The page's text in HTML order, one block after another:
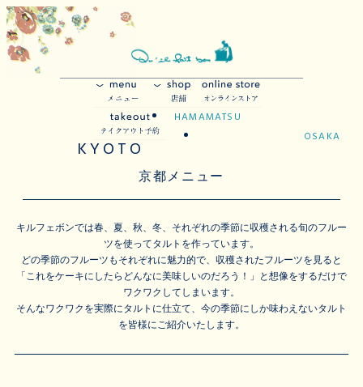
HAMAMATSU
OSAKA
KYOTO
京都メニュー
キルフェボンでは春、夏、秋、冬、それぞれの季節に収穫される旬のフルー
ツを使ってタルトを作っています。
どの季節のフルーツもそれぞれに魅力的で、収穫されたフルーツを見ると
「これをケーキにしたらどんなに美味しいのだろう！」と想像をするだけで
ワクワクしてしまいます。
そんなワクワクを実際にタルトに仕立て、今の季節にしか味わえないタルト
を皆様にご紹介いたします。